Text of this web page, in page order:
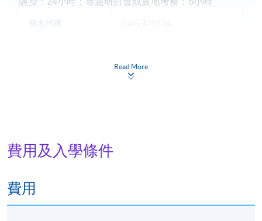
報名代碼
地點
港島東分校
Read More
費用及入學條件
費用